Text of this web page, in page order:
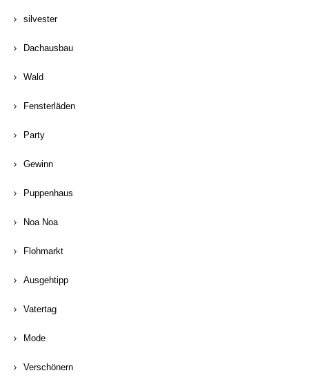
silvester
Dachausbau
Wald
Fensterläden
Party
Gewinn
Puppenhaus
Noa Noa
Flohmarkt
Ausgehtipp
Vatertag
Mode
Verschönern